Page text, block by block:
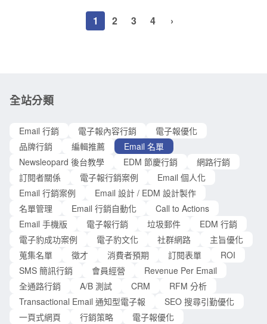
排定維護名單的時程，尤其是在旺季之前。 持續維護你的名單
以建立強大的郵件信譽（Reputation），強化與各 Email 發信系
激烈的美妝品市場中，建立優質的潛在客戶名單是品牌成長的
功收集超過 3,000 份高品質的潛在客戶資料 * 篩選出真正對產
品有興趣的目標族群 * 建立完整的追蹤互動機制 * 一個月內帶
單純發送試用品，更重要的是透過完整的規劃，建立起品牌與
消費者的深度連結。 名單搜集操作指南：打造高轉換率的一頁
式網頁 第一步：設計吸引人的視覺頁面（Landing page）
1 2 3 4 ›
全站分類
Email 行銷 電子報內容行銷
電子報優化
品牌行銷
編輯推薦
Email 名單
Newsleopard 後台教學
EDM 節慶行銷
網路行銷
訂閱者關係
電子報行銷案例
Email 個人化
Email 行銷案例
Email 設計 / EDM 設計製作
名單管理
Email 行銷自動化
Call to Actions
Email 手機版
電子報行銷 垃圾郵件
EDM 行銷
電子豹成功案例
電子豹文化 社群網路
主旨優化
蒐集名單
徵才 消費者預期 訂閱表單
ROI
SMS 簡訊行銷
會員經營
Revenue Per Email
全通路行銷
A/B 測試 CRM
RFM 分析
Transactional Email 通知型電子報
SEO 搜尋引勤優化
一頁式網頁
行銷策略
電子報優化